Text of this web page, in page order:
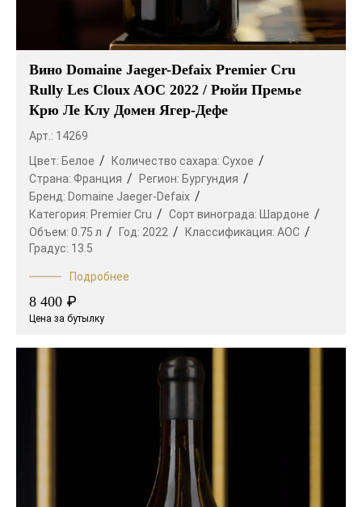
Вино Domaine Jaeger-Defaix Premier Cru
Rully Les Cloux AOC 2022 / Рюйи Премье
Крю Ле Клу Домен Ягер-Дефе
Арт.: 14269
Цвет: Белое Количество сахара: Сухое
Страна: Франция Регион: Бургундия
Бренд: Domaine Jaeger-Defaix
Категория: Premier Cru Сорт винограда:
Шардоне
Объем: 0.75 л Год: 2022 Классификация: AOC
Градус: 13.5
Подробнее
8 400 ₽
Цена за бутылку